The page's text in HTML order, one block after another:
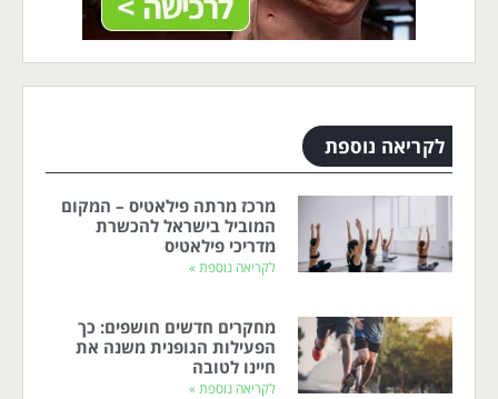
לקריאה נוספת
מרכז מרתה פילאטיס – המקום
המוביל בישראל להכשרת
מדריכי פילאטיס
לקריאה נוספת »
מחקרים חדשים חושפים: כך
הפעילות הגופנית משנה את
חיינו לטובה
לקריאה נוספת »